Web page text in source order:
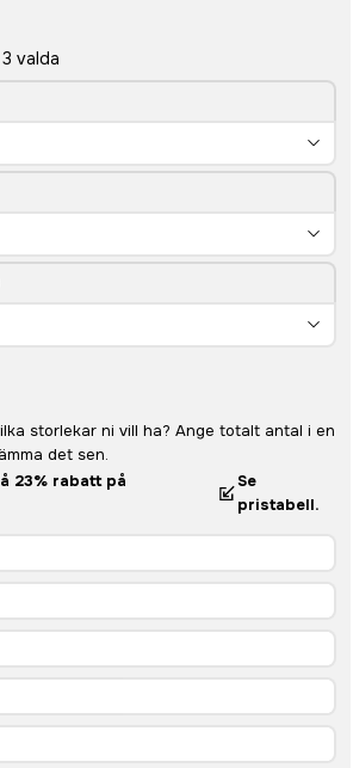
valda
storlekar ni vill ha? Ange totalt antal i en
det sen.
23% rabatt på
Se
pristabell.